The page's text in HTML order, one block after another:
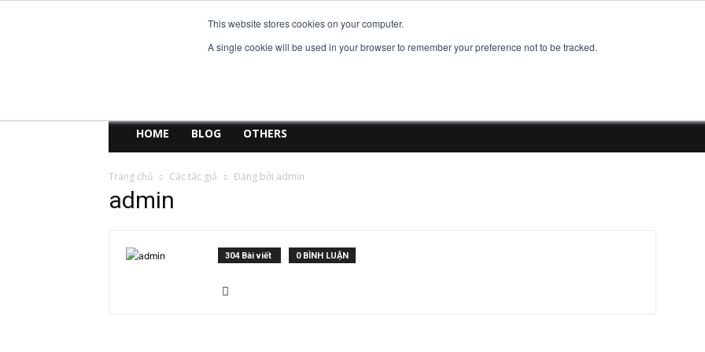
This website stores cookies on your computer.
A single cookie will be used in your browser to remember your preference not to be tracked.
HOME BLOG OTHERS
Trang chủ Các tác giả Đăng bởi admin
admin
304 Bài viết 0 BÌNH LUẬN